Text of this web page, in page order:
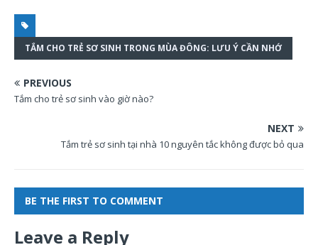
TẮM CHO TRẺ SƠ SINH TRONG MÙA ĐÔNG: LƯU Ý CẦN NHỚ
PREVIOUS
Tắm cho trẻ sơ sinh vào giờ nào?
NEXT
Tắm trẻ sơ sinh tại nhà 10 nguyên tắc không được bỏ qua
BE THE FIRST TO COMMENT
Leave a Reply